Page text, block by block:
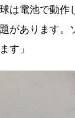
球は電池で動
があります。
す」